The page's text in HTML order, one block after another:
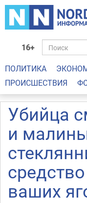
16+
ПОЛИТИКА
ПРОИСШЕСТВИЯ
Убийца
и
ваших